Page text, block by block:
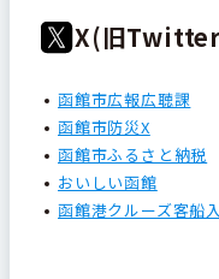
X(旧
函館市広報広聴課
函館市防災X
函館市ふるさと納税
おいしい函館
函館港クルーズ客船